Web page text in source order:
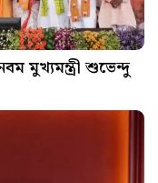
মুখ্যমন্ত্রী শুভেন্দু